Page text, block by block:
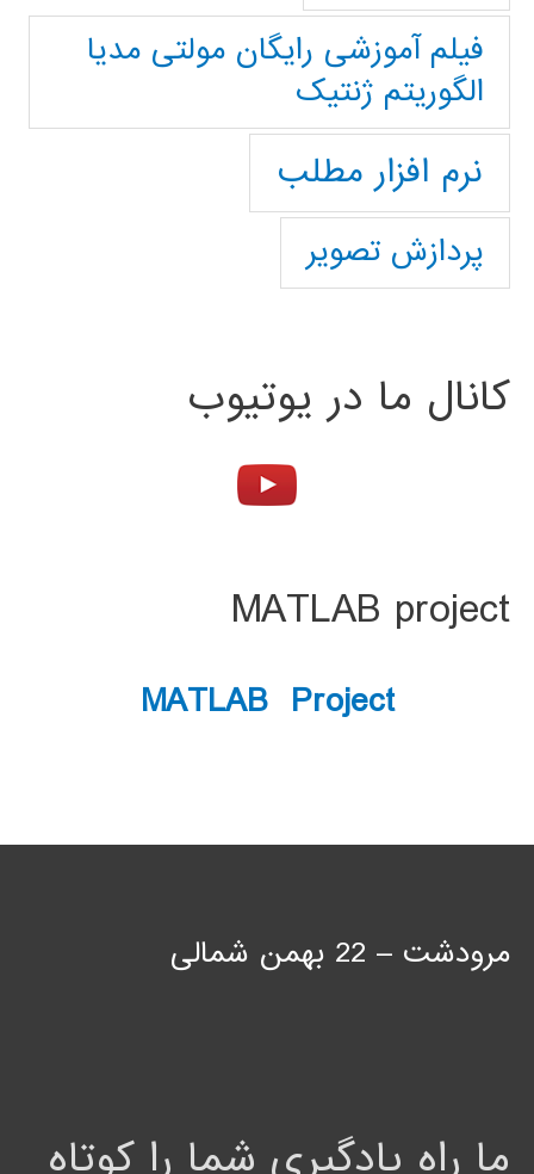
فیلم آموزشی رایگان مولتی مدیا
الگوریتم ژنتیک
نرم افزار مطلب
پردازش تصویر
کانال ما در یوتیوب
MATLAB project
MATLAB Project
مرودشت – 22 بهمن شمالی
ما راه یادگیری شما را کوتاه